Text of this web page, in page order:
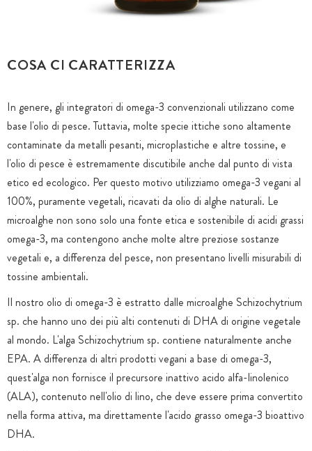
COSA CI CARATTERIZZA
In genere, gli integratori di omega-3 convenzionali utilizzano come
base l'olio di pesce. Tuttavia, molte specie ittiche sono altamente
contaminate da metalli pesanti, microplastiche e altre tossine, e
l'olio di pesce è estremamente discutibile anche dal punto di vista
etico ed ecologico. Per questo motivo utilizziamo omega-3 vegani al
100%, puramente vegetali, ricavati da olio di alghe naturali. Le
microalghe non sono solo una fonte etica e sostenibile di acidi grassi
omega-3, ma contengono anche molte altre preziose sostanze
vegetali e, a differenza del pesce, non presentano livelli misurabili di
tossine ambientali.
Il nostro olio di omega-3 è estratto dalle microalghe Schizochytrium
sp. che hanno uno dei più alti contenuti di DHA di origine vegetale
al mondo. L'alga Schizochytrium sp. contiene naturalmente anche
EPA. A differenza di altri prodotti vegani a base di omega-3,
quest'alga non fornisce il precursore inattivo acido alfa-linolenico
(ALA), contenuto nell'olio di lino, che deve essere prima convertito
nella forma attiva, ma direttamente l'acido grasso omega-3 bioattivo
DHA.